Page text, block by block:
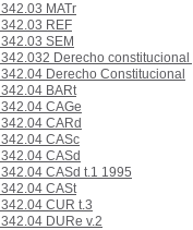
342.03 MATr
342.03 REF
342.03 SEM
342.032 Derecho
342.04 Derecho Constitucional
342.04 BARt
342.04 CAGe
342.04 CARd
342.04 CASc
342.04 CASd
342.04 CASd t.1 1995
342.04 CASt
342.04 CUR t.3
342.04 DURe v.2